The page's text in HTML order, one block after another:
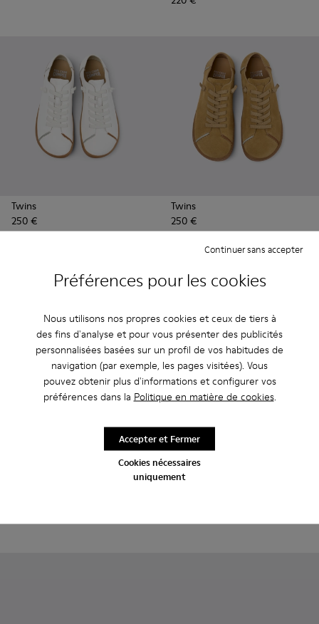
Préférences pour les cookies
Nous utilisons nos propres cookies et ceux de tiers à
des fins d'analyse et pour vous présenter des publicités
personnalisées basées sur un profil de vos habitudes de
navigation (par exemple, les pages visitées). Vous
pouvez obtenir plus d'informations et configurer vos
préférences dans la Politique en matière de cookies.
Cookies nécessaires
uniquement
Continuer sans accepter
Accepter et Fermer
Twins
250 €
Twins
250 €
Michelin
De la voie rapide à nos
Michelin offrent une adhérence
exceptionnelle et naturelle.